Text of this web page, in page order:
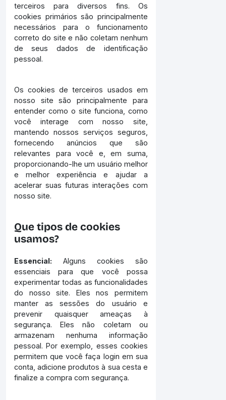
terceiros para diversos fins. Os
cookies primários são principalmente
necessários para o funcionamento
correto do site e não coletam nenhum
de seus dados de identificação
pessoal.
Os cookies de terceiros usados em
nosso site são principalmente para
entender como o site funciona, como
você interage com nosso site,
mantendo nossos serviços seguros,
fornecendo anúncios que são
relevantes para você e, em suma,
proporcionando-lhe um usuário melhor
e melhor experiência e ajudar a
acelerar suas futuras interações com
nosso site.
Que tipos de cookies
usamos?
Essencial: Alguns cookies são
essenciais para que você possa
experimentar todas as funcionalidades
do nosso site. Eles nos permitem
manter as sessões do usuário e
prevenir quaisquer ameaças à
segurança. Eles não coletam ou
armazenam nenhuma informação
pessoal. Por exemplo, esses cookies
permitem que você faça login em sua
conta, adicione produtos à sua cesta e
finalize a compra com segurança.